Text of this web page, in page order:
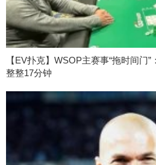
【EV扑克】WSOP主赛事“拖时间门
整整17分钟